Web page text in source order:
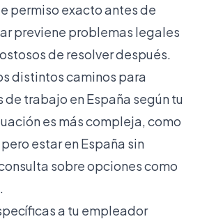
permiso exacto antes de
previene problemas legales
de resolver después.
distintos caminos para
trabajo en España según tu
es más compleja, como
estar en España sin
sobre opciones como
.
a tu empleador